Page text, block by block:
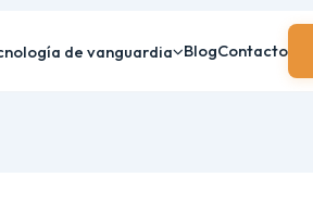
de vanguardia BlogContacto